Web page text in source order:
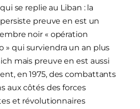
se replie au Liban : la
preuve en est un
noir « opération
» qui surviendra un an plus
mais preuve en est aussi
en 1975, des combattants
aux côtés des forces
et révolutionnaires